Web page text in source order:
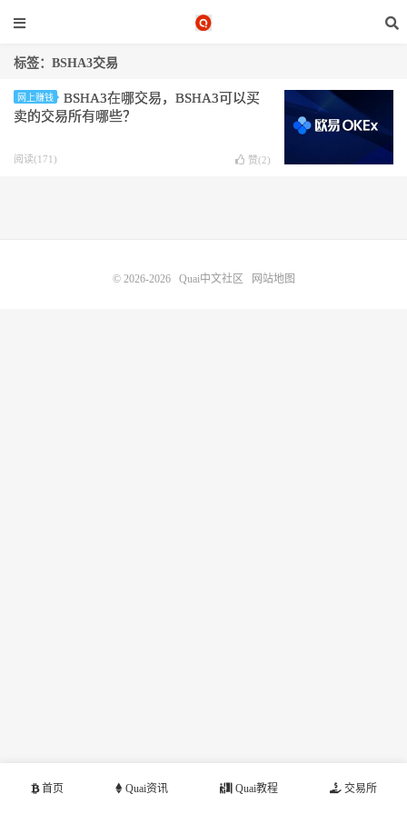
标签：BSHA3交易
网上赚钱
BSHA3在哪交易，BSHA3可以买
卖的交易所有哪些？
阅读(171) 赞(2)
首页 Quai资讯 Quai教程 交易所
© 2026-2026 Quai中文社区 网站地图